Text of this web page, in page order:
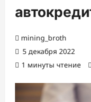
mining_broth
5 декабря 2022
1 минуты чтение